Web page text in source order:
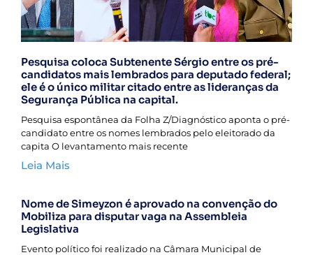
Pesquisa coloca Subtenente Sérgio entre os pré-
candidatos mais lembrados para deputado federal;
ele é o único militar citado entre as lideranças da
Segurança Pública na capital.
Pesquisa espontânea da Folha Z/Diagnóstico aponta o pré-
candidato entre os nomes lembrados pelo eleitorado da
capita O levantamento mais recente
Leia Mais
Nome de Simeyzon é aprovado na convenção do
Mobiliza para disputar vaga na Assembleia
Legislativa
Evento político foi realizado na Câmara Municipal de